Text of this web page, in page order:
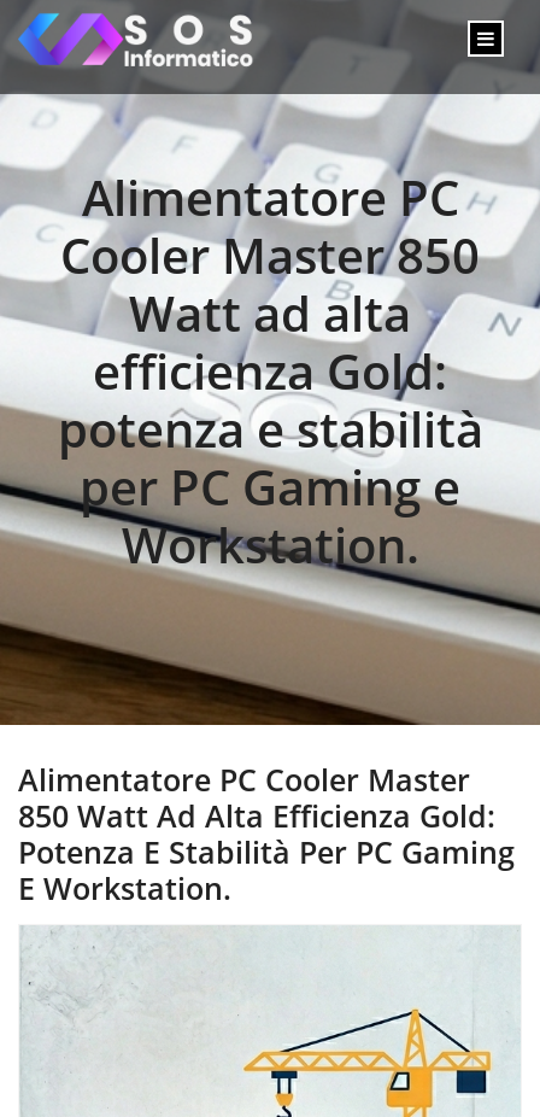
Alimentatore PC
Cooler Master 850
Watt ad alta
efficienza Gold:
potenza e stabilità
per PC Gaming e
Workstation.
Alimentatore PC Cooler Master
850 Watt Ad Alta Efficienza Gold:
Potenza E Stabilità Per PC Gaming
E Workstation.